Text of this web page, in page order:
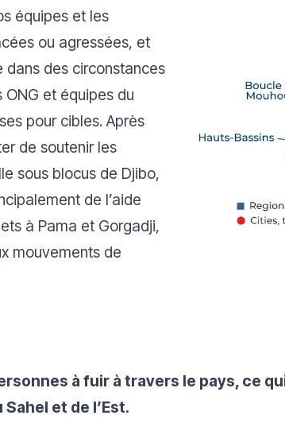
équipes et les
ou agressées, et
dans des circonstances
ONG et équipes du
pour cibles. Après
de soutenir les
sous blocus de Djibo,
de l’aide
à Pama et Gorgadji,
mouvements de
à fuir à travers le pays, ce
et de l’Est.